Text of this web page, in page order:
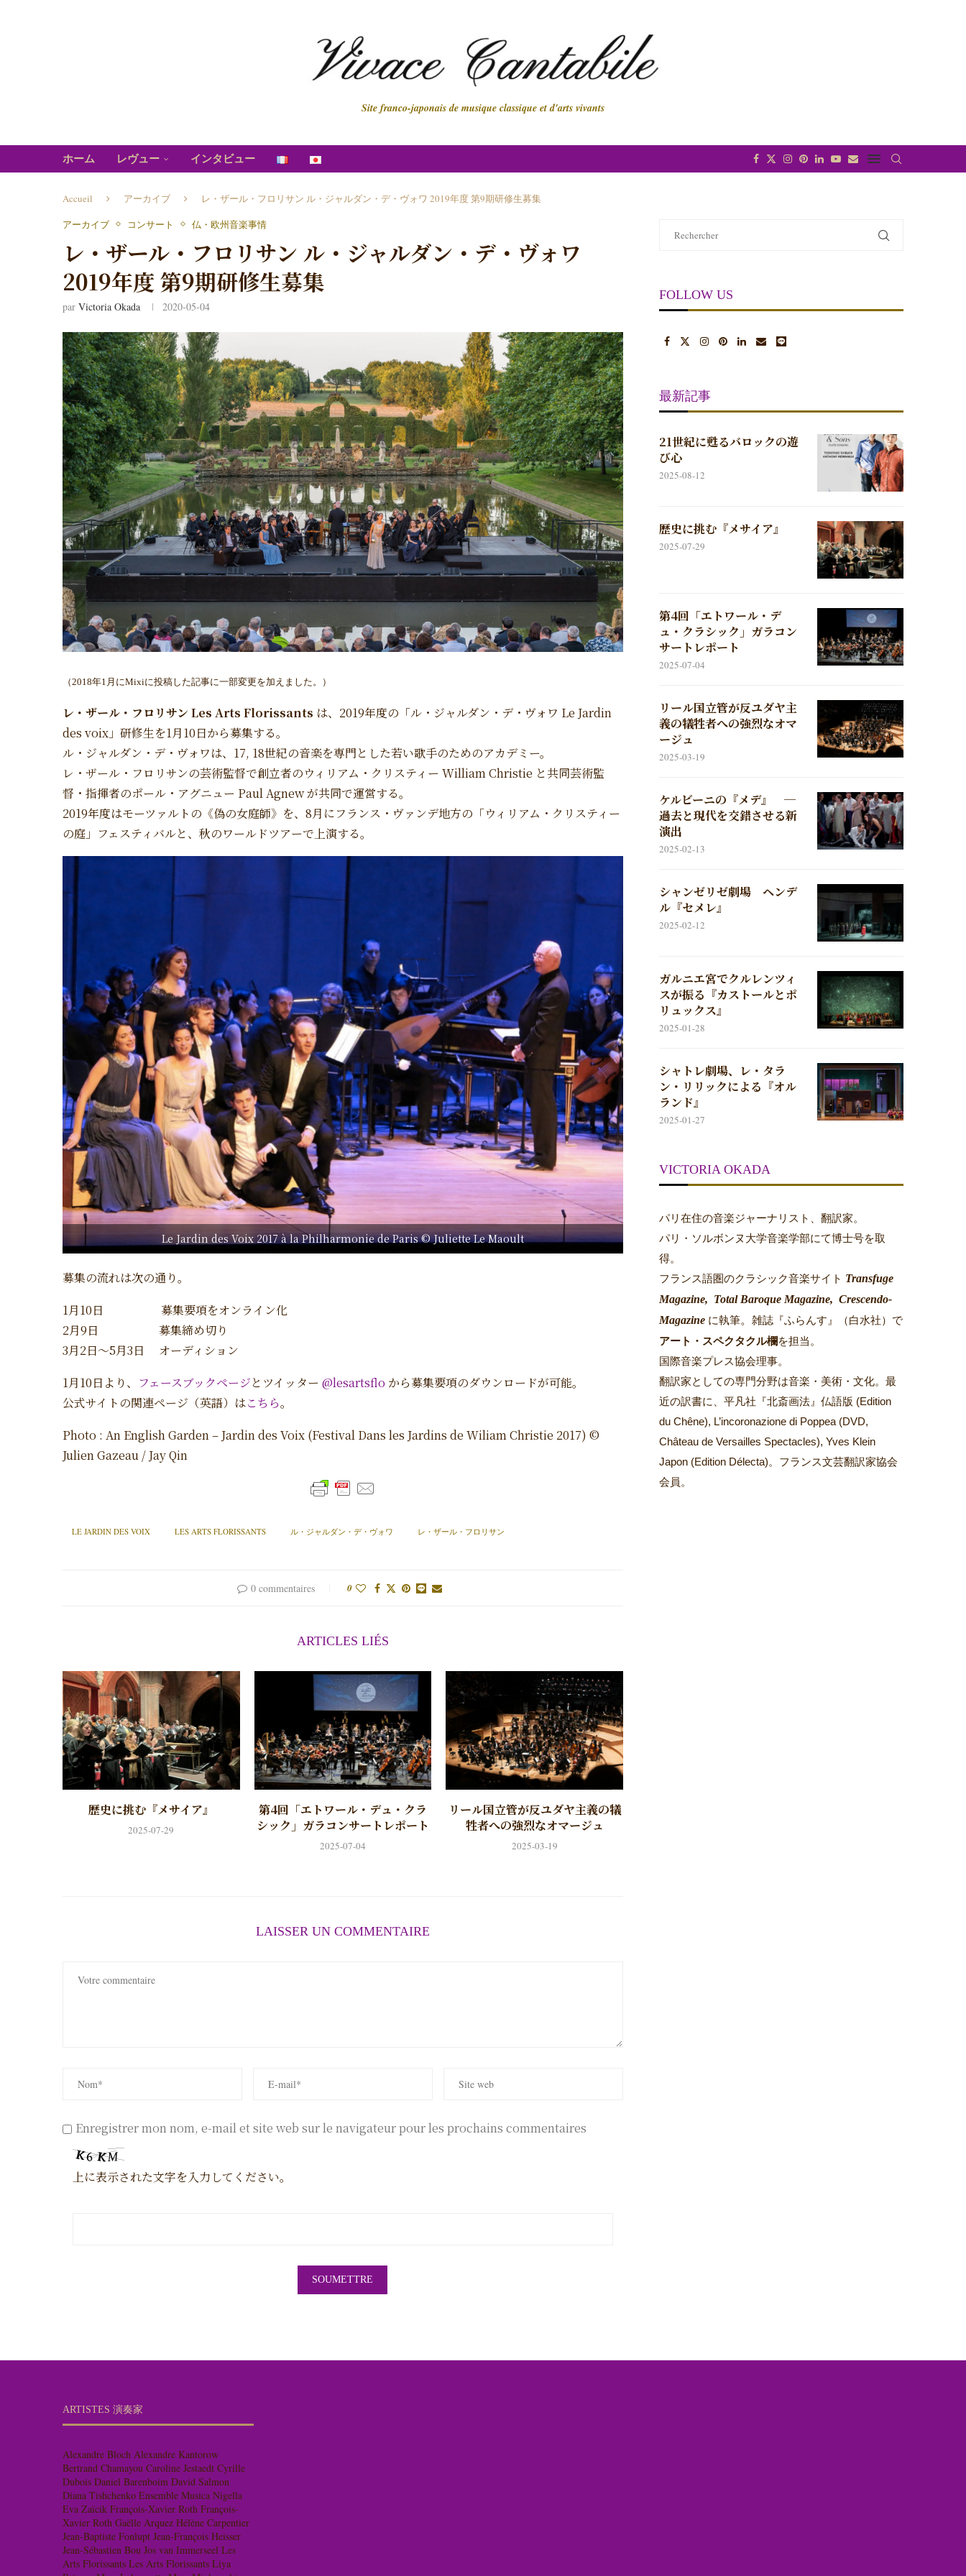
Site franco-japonais de musique classique et d'arts vivants
ホーム レヴュー インタビュー
Accueil アーカイブ
レ・ザール・フロリサン ル・ジャルダン・デ・ヴォワ 2019年度 第9期研修生募集
アーカイブ
コンサート 仏・欧州音楽事情
レ・ザール・フロリサン ル・ジャルダン・デ・ヴォワ
2019年度 第9期研修生募集
par Victoria Okada 2020-05-04
（2018年1 月 にMixiに投稿した記事に一部変更を加えました。）
レ・ザール・フロリサン Les Arts Florissants は、2019年度の「ル・ジャルダン・デ・ヴォワ Le Jardin
des voix」研修生を1月10日から募集する。
ル・ジャルダン・デ・ヴォワは、17, 18世紀の音楽を専門とした若い歌手のためのアカデミー。
レ・ザール・フロリサンの芸術監督で創立者のウィリアム・クリスティー William Christie と共同芸術監
督・指揮者のポール・アグニュー Paul Agnew が共同で運営する。
2019年度はモーツァルトの《偽の女庭師》を、8月にフランス・ヴァンデ地方の「ウィリアム・クリスティー
の庭」フェスティバルと、秋のワールドツアーで上演する。
Le Jardin des Voix 2017 à la Philharmonie de Paris © Juliette Le Maoult
募集の流れは次の通り。
1月10日 募集要項をオンライン化
2月9日 募集締め切り
3月2日〜5月3日 オーディション
1月10日より、
フェースブックページとツイッター @lesartsflo から募集要項のダウンロードが可能。
公式サイトの関連ページ（英語）はこちら。
Photo : An English Garden – Jardin des Voix (Festival Dans les Jardins de Wiliam Christie 2017) ©
Julien Gazeau / Jay Qin
LE JARDIN DES VOIX LES ARTS FLORISSANTS ル・ジャルダン・デ・ヴォワ レ・ザール・フロリサン
0 commentaires 0
ARTICLES LIÉS
歴史に挑む『メサイア』
2025-07-29
第4回「エトワール・デュ・クラ
シック」ガラコンサートレポート
2025-07-04
リール国立管が反ユダヤ主義の犠
牲者への強烈なオマージュ
2025-03-19
LAISSER UN COMMENTAIRE
Enregistrer mon nom, e-mail et site web sur le navigateur pour les prochains commentaires
上に表示された文字を入力してください。
FOLLOW US
最新記事
21世紀に甦るバロックの遊
び心
2025-08-12
歴史に挑む『メサイア』
2025-07-29
第4回「エトワール・デ
ュ・クラシック」ガラコン
サートレポート
2025-07-04
リール国立管が反ユダヤ主
義の犠牲者への強烈なオマ
ージュ
2025-03-19
ケルビーニの『メデ』 ─
過去と現代を交錯させる新
演出
2025-02-13
シャンゼリゼ劇場 ヘンデ
ル『セメレ』
2025-02-12
ガルニエ宮でクルレンツィ
スが振る『カストールとポ
リュックス』
2025-01-28
シャトレ劇場、レ・タラ
ン・リリックによる『オル
ランド』
2025-01-27
VICTORIA OKADA
パリ在住の音楽ジャーナリスト、翻訳家。
パリ・ソルボンヌ大学音楽学部にて博士号を取
得。
フランス語圏のクラシック音楽サイト Transfuge
Magazine, Total Baroque Magazine, Crescendo-
Magazine に執筆。 雑誌『ふらんす』（白水社）で
アート・スペクタクル欄を担当。
国際音楽プレス協会理事。
翻訳家としての専門分野は音楽・美術・文化。最
近の訳書に、平凡社『北斎画法』仏語版 (Edition
du Chêne), L’incoronazione di Poppea (DVD,
Château de Versailles Spectacles), Yves Klein
Japon (Edition Délecta)。フランス文芸翻訳家協会
会員。
ARTISTES 演奏家
Alexandre Bloch Alexandre Kantorow
Bertrand Chamayou Caroline Jestaedt Cyrille
Dubois Daniel Barenboim David Salmon
Diana Tishchenko Ensemble Musica Nigella
Eva Zaïcik François-Xavier Roth François-
Xavier Roth Gaëlle Arquez Hélène Carpentier
Jean-Baptiste Fonlupt Jean-François Heisser
Jean-Sébastien Bou Jos van Immerseel Les
Arts Florissants Les Arts Florissants Liya